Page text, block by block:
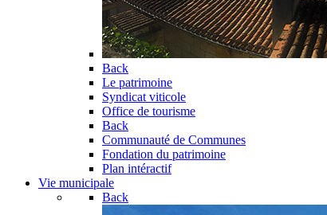
Back
Le patrimoine
Syndicat viticole
Office de tourisme
Back
Communauté de Communes
Fondation du patrimoine
Plan intéractif
Vie municipale
Back